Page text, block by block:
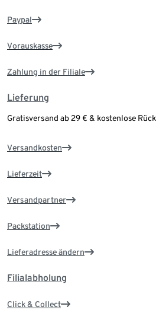
Paypal
Vorauskasse
Zahlung in der Filiale
Lieferung
Gratisversand ab 29 € & kostenlose
Versandkosten
Lieferzeit
Versandpartner
Packstation
Lieferadresse ändern
Filialabholung
Click & Collect